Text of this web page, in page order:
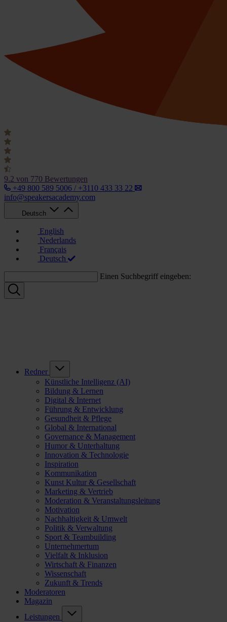
9.2 von 770 Bewertungen
+49 800 589 5006 / +3110 433 33 22
info@speakersacademy.com
Deutsch
English
Nederlands
Français
Deutsch
Einen Suchbegriff eingeben:
Redner
Künstliche Intelligenz (AI)
Bildung & Lernen
Digital & Internet
Führung & Entwicklung
Gesundheit & Pflege
Global & International
Governance & Management
Humor & Unterhaltung
Innovation & Technologie
Inspiration
Kommunikation
Kunst Kultur & Gesellschaft
Marketing & Vertrieb
Moderation & Veranstaltungsleitung
Motivation
Nachhaltigkeit & Umwelt
Politik & Verwaltung
Sport & Teambuilding
Unternehmertum
Vielfalt & Inklusion
Wirtschaft & Finanzen
Wissenschaft
Zukunft & Trends
Moderatoren
Magazin
Leistungen